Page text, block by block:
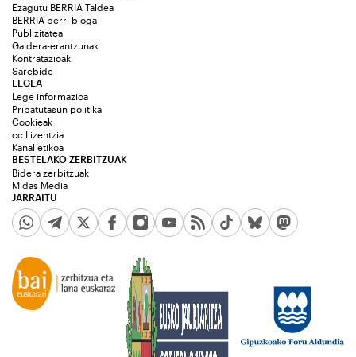
Ezagutu BERRIA Taldea
BERRIA berri bloga
Publizitatea
Galdera-erantzunak
Kontratazioak
Sarebide
JARRAITU
LEGEA
Lege informazioa
Pribatutasun politika
Cookieak
cc Lizentzia
Kanal etikoa
BESTELAKO ZERBITZUAK
Bidera zerbitzuak
Midas Media